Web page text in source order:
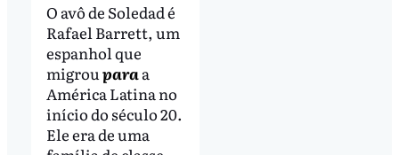
O avô de Soledad é
Rafael Barrett, um
espanhol que
migrouparaa
América Latina no
início do século 20.
Ele era de uma